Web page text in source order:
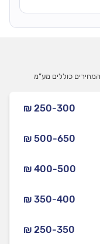
המחירים כוללים מע”מ
₪ 250-300
₪ 500-650
₪ 400-500
₪ 350-400
₪ 250-350